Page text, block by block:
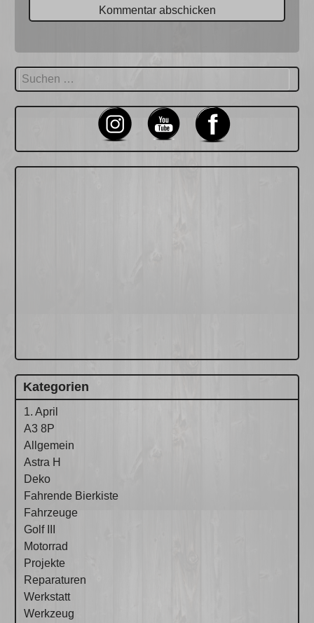
Suchen
nach:
Kategorien
1. April
A3 8P
Allgemein
Astra H
Deko
Fahrende Bierkiste
Fahrzeuge
Golf III
Motorrad
Projekte
Reparaturen
Werkstatt
Werkzeug